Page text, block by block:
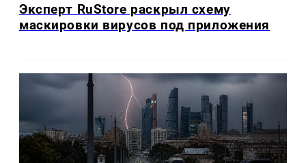
Эксперт RuStore раскрыл схему
маскировки вирусов под приложения